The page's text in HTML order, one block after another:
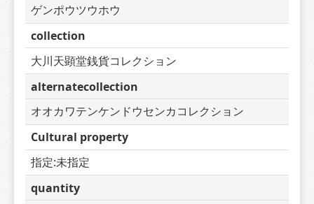
ゲンポウツウホウ
collection
大川天顕堂銭貨コレクション
alternatecollection
オオカワテンケンドウセンカコレクション
Cultural property
指定:未指定
quantity